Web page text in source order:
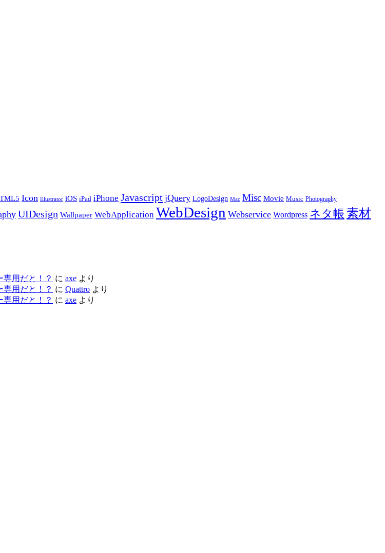
Icon Illustrator iOS iPad iPhone Javascript jQuery LogoDesign Mac Misc Movie Music Photography
UIDesign Wallpaper WebApplication WebDesign Webservice Wordpress ネタ帳 素材
専用だと！？ に axe より
専用だと！？ に Quattro より
専用だと！？ に axe より